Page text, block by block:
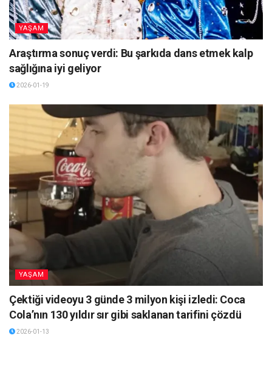
YAŞAM
Araştırma sonuç verdi: Bu şarkıda dans etmek kalp
sağlığına iyi geliyor
2026-01-19
YAŞAM
Çektiği videoyu 3 günde 3 milyon kişi izledi: Coca
Cola’nın 130 yıldır sır gibi saklanan tarifini çözdü
2026-01-13